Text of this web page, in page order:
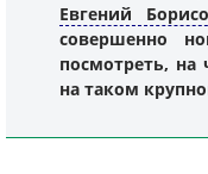
Евгений
совершенно
посмотреть, на
на таком